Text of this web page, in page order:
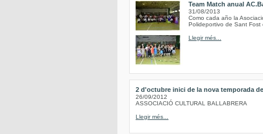
Team Match anual
31/08/2013
Como cada año la
Polideportivo de Sant Fost
Llegir més...
2 d'octubre inici de la nova temporada
26/09/2012
ASSOCIACIÓ CULTURAL BALLABRERA
Llegir més...